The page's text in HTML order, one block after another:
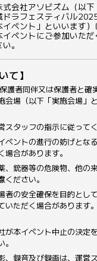
会社アソビズム（以
ドラフェスティバル
ベント」といいます
ベントにご参加いた
。
て】
護者同伴又は保護者と確
会場（以下「実施会場」
スタッフの指示に従ってく
ベントの進行の妨げとな
合があります。
、銃器等の危険物、他の
ださい。
者の安全確保を目的とし
いただく場合があります
が本イベント中止の決定
、録音及び録画は、運営